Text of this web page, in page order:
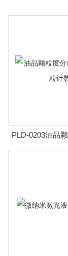
PLD-0203油品
携式颗